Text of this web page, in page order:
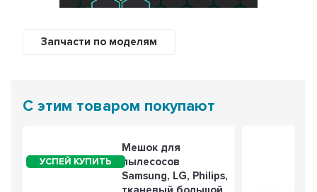
Запчасти по моделям
С этим товаром покупают
Мешок для
пылесосов
Samsung, LG, Philips,